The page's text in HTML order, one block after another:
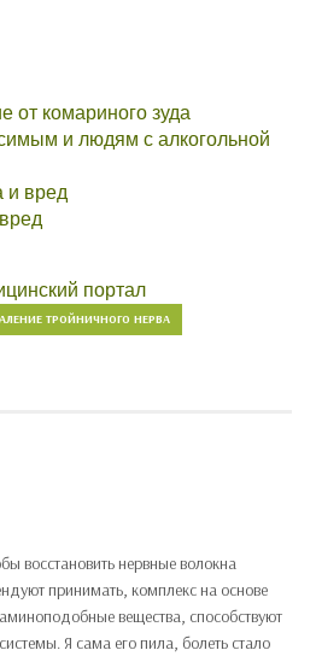
от комариного зуда
и людям с алкогольной
и вред
портал
ТРОЙНИЧНОГО НЕРВА
восстановить нервные волокна
принимать, комплекс на основе
вещества, способствуют
Я сама его пила, болеть стало